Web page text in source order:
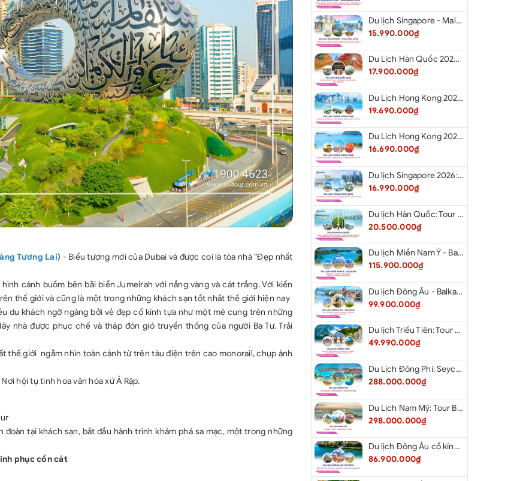
Tương Lai) - Biểu tượng mới của Dubai và được coi là tòa nhà “Đẹp nhất
hình cánh buồm bên bãi biển Jumeirah với nắng vàng và cát trắng. Với kiến
thế giới và cũng là một trong những khách sạn tốt nhất thế giới hiện nay
du khách ngỡ ngàng bởi vẻ đẹp cổ kính tựa như một mê cung trên những
nhà được phục chế và tháp đón gió truyền thống của người Ba Tư. Trải
thế giới ngắm nhìn toàn cảnh từ trên tàu điện trên cao monorail, chụp ảnh
hội tụ tinh hoa văn hóa xứ Ả Rập.
đoàn tại khách sạn, bắt đầu hành trình khám phá sa mạc, một trong những
phục cồn cát
Du lịch Singapore - Malaysia 2026: Tour Đảo Sentosa - Madame Tussauds - Garden By The Bay - Thành cổ Malacca - Thủ đô Kuala Lumpur - Cao nguyên Genting - New Putrajaya từ Hà Nội
15.990.000₫
Du Lịch Hàn Quốc 2026: Hà Nội - Seoul - Nami - Everland - Painter Show - Thư Viện Sách
17.900.000₫
Du Lịch Hong Kong 2026: Khám phá Hongkong - Thâm Quyến - Quảng Châu từ Hà Nội
19.690.000₫
Du Lịch Hong Kong 2026: Khám phá Hong Kong - Dingding Tram - Shopping Tour từ Hà Nội
16.690.000₫
Du lịch Singapore 2026: Tour Sentosa - Madame Tussauds - Garden By The Bay - Jewel từ Hà Nội
16.990.000₫
Du lịch Hàn Quốc: Tour Busan - Gyeongju - Seoul - Đảo Nami - Tàu Điện Ven Biển Haeundae - Cầu Kính Oryukdo - Làng Văn Hóa Huinnyeoul từ Hà Nội 2026
20.500.000₫
Du lịch Miền Nam Ý - Balkan: Tour Miền Nam Ý - Albania - Montenegro - Croatia - Slovenia từ Hà Nội 2026
115.900.000₫
Du lịch Đông Âu - Balkan: Tour Đức - Slovenia - Croatia - Hungary - Slovakia - Áo - Séc từ Hà Nội 2026
99.900.000₫
Du lịch Triều Tiên: Tour Bắc Kinh - Bình Nhưỡng - Núi Myohyang - Kaesong - Bàn Môn Điếm - Đan Đông từ Hà Nội 2026
49.990.000₫
Du Lịch Đông Phi: Seychelles - Madagascar - Mauritius 2026
288.000.000₫
Du Lịch Nam Mỹ: Tour Brazil - Peru - Argentina - Chile 2026
298.000.000₫
Du lịch Đông Âu cổ kính: Tour Đức - Séc - Áo - Slovakia - Hungary - Ba Lan từ Hà Nội 2026
86.900.000₫